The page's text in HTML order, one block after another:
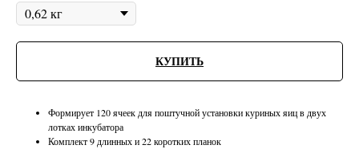
КУПИТЬ
Формирует 120 ячеек для поштучной установки куриных яиц в двух
лотках инкубатора
Комплект 9 длинных и 22 коротких планок